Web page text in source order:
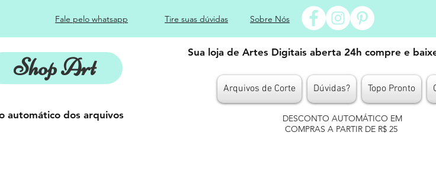
Fale pelo whatsapp Tire suas dúvidas Sobre Nós
Shop Art
Sua loja de Artes Digitais aberta 24h compre e
Arquivos de Corte Dúvidas? Topo Pronto
automático dos arquivos
DESCONTO AUTOMÁTICO EM
COMPRAS A PARTIR DE R$ 25